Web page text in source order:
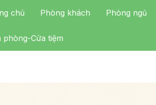
chủ Phòng khách Phòng ngủ
phòng-Cửa tiệm